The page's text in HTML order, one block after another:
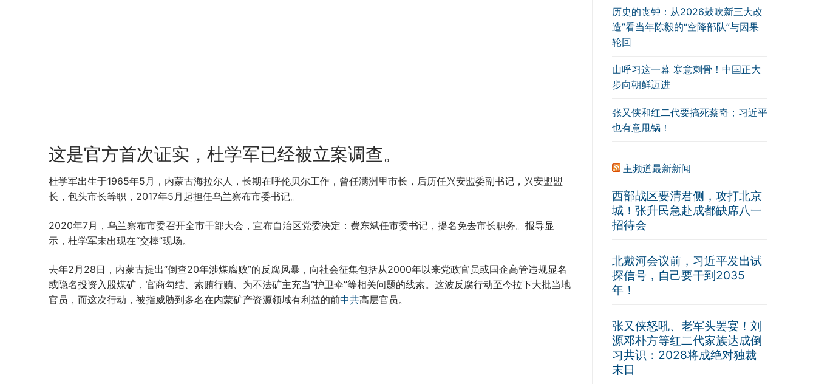
这是官方首次证实，杜学军已经被立案调查。
杜学军出生于1965年5月，内蒙古海拉尔人，长期在呼伦贝尔工作，曾任满洲里市长，后历任兴安盟委副书记，兴安盟盟
长，包头市长等职，2017年5月起担任乌兰察布市委书记。
2020年7月，乌兰察布市委召开全市干部大会，宣布自治区党委决定：费东斌任市委书记，提名免去市长职务。报导显
示，杜学军未出现在“交棒”现场。
去年2月28日，内蒙古提出“倒查20年涉煤腐败”的反腐风暴，向社会征集包括从2000年以来党政官员或国企高管违规显名
或隐名投资入股煤矿，官商勾结、索贿行贿、为不法矿主充当“护卫伞”等相关问题的线索。这波反腐行动至今拉下大批当地
官员，而这次行动，被指威胁到多名在内蒙矿产资源领域有利益的前中共高层官员。
历史的丧钟：从2026鼓吹新三大改
造”看当年陈毅的“空降部队”与因果
轮回
山呼习这一幕 寒意刺骨！中国正大
步向朝鲜迈进
张又侠和红二代要搞死蔡奇；习近平
也有意甩锅！
主频道最新新闻
西部战区要清君侧，攻打北京
城！张升民急赴成都缺席八一
招待会
北戴河会议前，习近平发出试
探信号，自己要干到2035
年！
张又侠怒吼、老军头罢宴！刘
源邓朴方等红二代家族达成倒
习共识：2028将成绝对独裁
末日